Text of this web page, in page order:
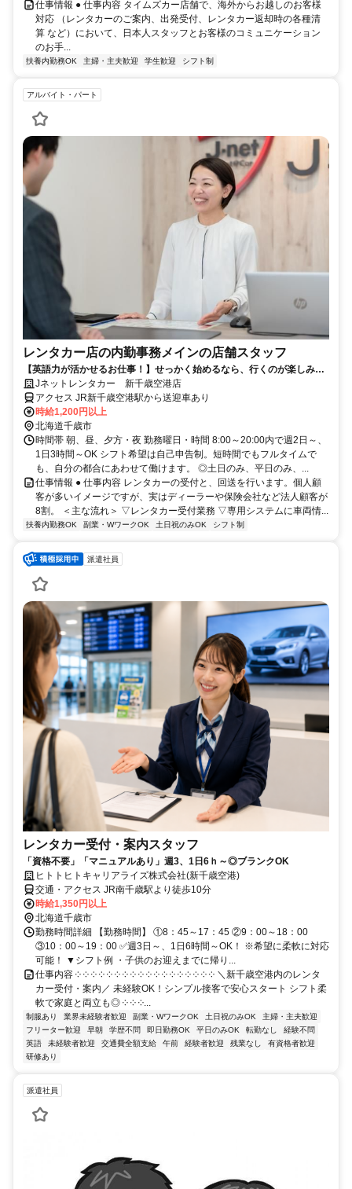
仕事情報 ● 仕事内容 タイムズカー店舗で、海外からお越しのお客様
対応 （レンタカーのご案内、出発受付、レンタカー返却時の各種清
算 など）において、日本人スタッフとお客様のコミュニケーション
のお手...
扶養内勤務OK 主婦・主夫歓迎 学生歓迎 シフト制
アルバイト・パート
レンタカー店の内勤事務メインの店舗スタッフ
【英語力が活かせるお仕事！】せっかく始めるなら、行くのが楽しみに
なる職場にしませんか？
Jネットレンタカー 新千歳空港店
アクセス JR新千歳空港駅から送迎車あり
時給1,200円以上
北海道千歳市
時間帯 朝、昼、夕方・夜 勤務曜日・時間 8:00～20:00内で週2日～、
1日3時間～OK シフト希望は自己申告制。短時間でもフルタイムで
も、自分の都合にあわせて働けます。 ◎土日のみ、平日のみ、...
仕事情報 ● 仕事内容 レンタカーの受付と、回送を行います。個人顧
客が多いイメージですが、実はディーラーや保険会社など法人顧客が
8割。 ＜主な流れ＞ ▽レンタカー受付業務 ▽専用システムに車両情...
扶養内勤務OK 副業・WワークOK 土日祝のみOK シフト制
派遣社員
レンタカー受付・案内スタッフ
「資格不要」「マニュアルあり」週3、1日6ｈ～◎ブランクOK
ヒトトヒトキャリアライズ株式会社(新千歳空港)
交通・アクセス JR南千歳駅より徒歩10分
時給1,350円以上
北海道千歳市
勤務時間詳細 【勤務時間】 ①8：45～17：45 ②9：00～18：00
③10：00～19：00 ✅週3日～、1日6時間～OK！ ※希望に柔軟に対応
可能！ ▼シフト例 ・子供のお迎えまでに帰り...
仕事内容 ༶ ༶ ༶ ༶ ༶ ༶ ༶ ༶ ༶ ༶ ༶ ༶ ༶ ༶ ༶ ༶ ༶ ༶ ＼新千歳空港内のレンタ
カー受付・案内／ 未経験OK！シンプル接客で安心スタート シフト柔
軟で家庭と両立も◎ ༶ ༶ ༶...
制服あり 業界未経験者歓迎 副業・WワークOK 土日祝のみOK
主婦・主夫歓迎
フリーター歓迎
早朝 学歴不問 即日勤務OK 平日のみOK 転勤なし
経験不問
英語
未経験者歓迎 交通費全額支給 午前 経験者歓迎 残業なし
有資格者歓迎
研修あり
派遣社員